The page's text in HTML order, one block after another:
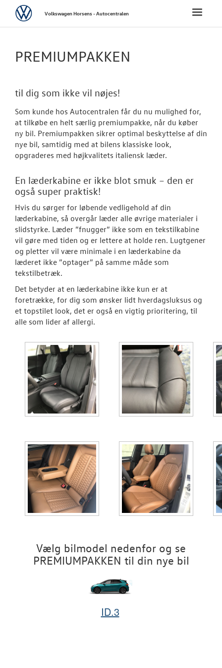
BRUGTE BILER
VÆRKSTED
Volkswagen
OM OS
Toggle
VolkswagenVolkswagen Horsens - Autocentralen
PREMIUMPAKKEN
til dig som ikke vil nøjes!
Som kunde hos Autocentralen får du nu mulighed for,
at tilkøbe en helt særlig premiumpakke, når du køber
ny bil. Premiumpakken sikrer optimal beskyttelse af din
nye bil, samtidig med at bilens klassiske look,
opgraderes med højkvalitets italiensk læder.
En læderkabine er ikke blot smuk – den er
også super praktisk!
Hvis du sørger for løbende vedligehold af din
læderkabine, så overgår læder alle øvrige materialer i
slidstyrke. Læder ”fnugger” ikke som en tekstilkabine
vil gøre med tiden og er lettere at holde ren. Lugtgener
og pletter vil være minimale i en læderkabine da
læderet ikke ”optager” på samme måde som
tekstilbetræk.
Det betyder at en læderkabine ikke kun er at
foretrække, for dig som ønsker lidt hverdagsluksus og
et topstilet look, det er også en vigtig prioritering, til
alle som lider af allergi.
Vælg bilmodel nedenfor og se
PREMIUMPAKKEN til din nye bil
ID.3